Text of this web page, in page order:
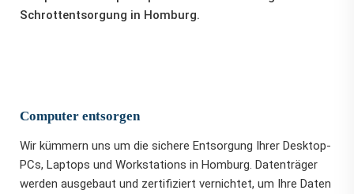
Schrottentsorgung in Homburg.
Computer entsorgen
Wir kümmern uns um die sichere Entsorgung Ihrer Desktop-
PCs, Laptops und Workstations in Homburg. Datenträger
werden ausgebaut und zertifiziert vernichtet, um Ihre Daten